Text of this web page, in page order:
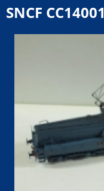
SNCF CC14001